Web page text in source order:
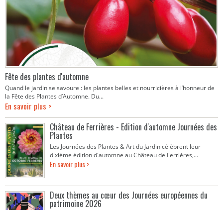
Fête des plantes d'automne
Quand le jardin se savoure : les plantes belles et nourricières à l’honneur de
la Fête des Plantes d’Automne. Du...
En savoir plus >
Château de Ferrières - Edition d'automne Journées des
Plantes
Les Journées des Plantes & Art du Jardin célèbrent leur
dixième édition d'automne au Château de Ferrières,...
En savoir plus >
Deux thèmes au cœur des Journées européennes du
patrimoine 2026